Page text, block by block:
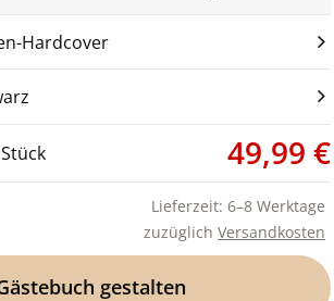
Hardcover
Stück 49,99 €
Lieferzeit: 6–8 Werktage
zuzüglich Versandkosten
gestalten